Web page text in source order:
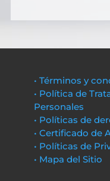
• Términos y
• Política de
Personales
• Políticas de
• Certificado de
• Políticas de
• Mapa del Sitio